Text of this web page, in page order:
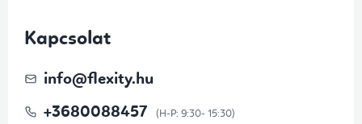
Kapcsolat
info@flexity.hu
+3680088457